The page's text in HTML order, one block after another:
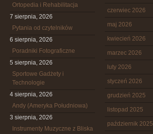
Ortopedia i Rehabilitacja
7 sierpnia, 2026
Pytania od czytelników
6 sierpnia, 2026
Poradniki Fotograficzne
5 sierpnia, 2026
Sportowe Gadżety i
Technologie
4 sierpnia, 2026
Andy (Ameryka Południowa)
3 sierpnia, 2026
Instrumenty Muzyczne z Bliska
czerwiec 2026
maj 2026
kwiecień 2026
marzec 2026
luty 2026
styczeń 2026
grudzień 2025
listopad 2025
październik 2025